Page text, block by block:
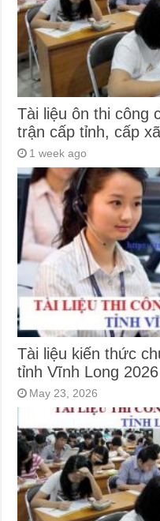
Tài liệu ôn thi công
trận cấp tỉnh, cấp
1 week ago
Tài liệu kiến thức
tỉnh Vĩnh Long 2026
May 23, 2026